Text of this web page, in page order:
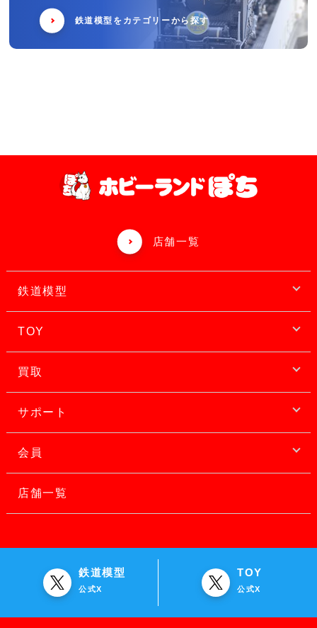
鉄道模型をカテゴリーから探す
店舗一覧
鉄道模型
TOY
買取
サポート
会員
店舗一覧
鉄道模型
公式X
TOY
公式X